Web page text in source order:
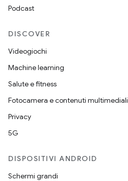
Podcast
DISCOVER
Videogiochi
Machine learning
Salute e fitness
Fotocamera e contenuti multimediali
Privacy
5G
DISPOSITIVI ANDROID
Schermi grandi